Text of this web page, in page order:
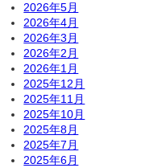
2026年5月
2026年4月
2026年3月
2026年2月
2026年1月
2025年12月
2025年11月
2025年10月
2025年8月
2025年7月
2025年6月